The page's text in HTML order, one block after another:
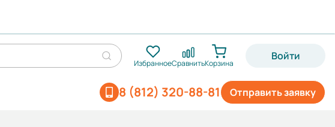
ИзбранноеСравнитьКорзина
Войти
Отправить заявку
8 (812) 320-88-81